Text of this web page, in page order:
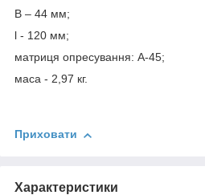
В – 44 мм;
l - 120 мм;
матриця опресування: А-45;
маса - 2,97 кг.
Приховати
Характеристики